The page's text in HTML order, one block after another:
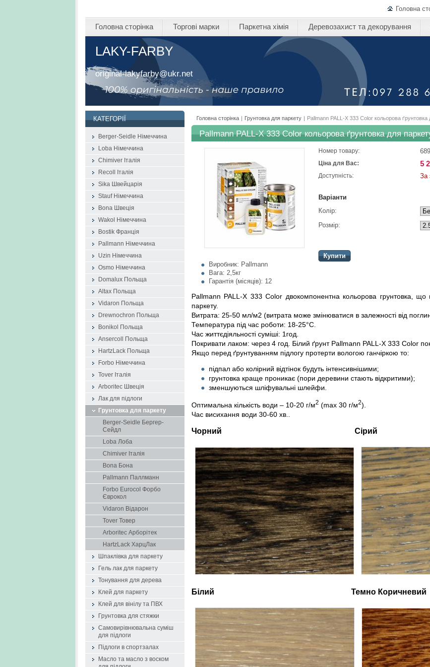
Головна
Головна сторінка Торгові марки Паркетна хімія Деревозахист та декорування
LAKY-FARBY
original-lakyfarby@ukr.net
Головна сторінка | Грунтовка для паркету | Pallmann PALL-X 333 Color кольорова ґрунтовка
Pallmann PALL-X 333 Color кольорова ґрунтовка для
Виробник: Pallmann
Вага: 2,5кг
Гарантія (місяців): 12
Номер товару:
Ціна для Вас: 5
Доступність: За
Варіанти
Колір:
Розмір:
Купити
Pallmann PALL-X 333 Color двокомпонентна кольорова грунтовка, що
паркету.
Витрата: 25-50 мл/м2 (витрата може змінюватися в залежності від
Температура під час роботи: 18-25°C.
Час життєдіяльності суміші: 1год.
Покривати лаком: через 4 год. Білий ґрунт Pallmann PALL-X 333 Color
Якщо перед ґрунтуванням підлогу протерти вологою ганчіркою то:
підпал або колірний відтінок будуть інтенсивнішими;
грунтовка краще проникає (пори деревини стають відкритими);
зменшуються шліфувальні шлейфи.
Оптимальна кількість води – 10-20 г/м2 (max 30 г/м2).
Час висихання води 30-60 хв..
Чорний Сірий
Білий Темно Коричневий
КАТЕГОРІЇ
Berger-Seidle Німеччина
Loba Німеччина
Chimiver Італія
Recoll Італія
Sika Швейцарія
Stauf Німеччина
Bona Швеція
Wakol Німеччина
Bostik Франція
Pallmann Німеччина
Uzin Німеччина
Osmo Німеччина
Domalux Польща
Altax Польща
Vidaron Польща
Drewnochron Польща
Bonikol Польща
Ansercoll Польща
HartzLack Польща
Forbo Німеччина
Tover Італія
Arboritec Швеція
Лак для підлоги
Грунтовка для паркету
Berger-Seidle Бергер-
Сейдл
Loba Лоба
Chimiver Італія
Bona Бона
Pallmann Паллманн
Forbo Eurocol Форбо
Єврокол
Vidaron Відарон
Tover Товер
Arboritec Арборітек
HartzLack ХарцЛак
Шпаклівка для паркету
Гель лак для паркету
Тонування для дерева
Клей для паркету
Клей для вінілу та ПВХ
Грунтовка для стяжки
Самовирівнювальна суміш
для підлоги
Підлоги в спортзалах
Масло та масло з воском